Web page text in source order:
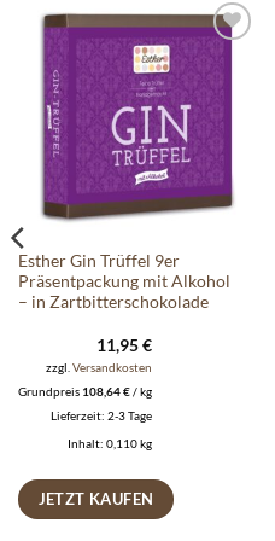
Auf die
Wunschliste
Esther Gin Trüffel 9er
Präsentpackung mit Alkohol
– in Zartbitterschokolade
11,95€
zzgl. Versandkosten
Grundpreis 108,64€/ kg
Lieferzeit: 2-3 Tage
Inhalt: 0,110 kg
JETZT KAUFEN